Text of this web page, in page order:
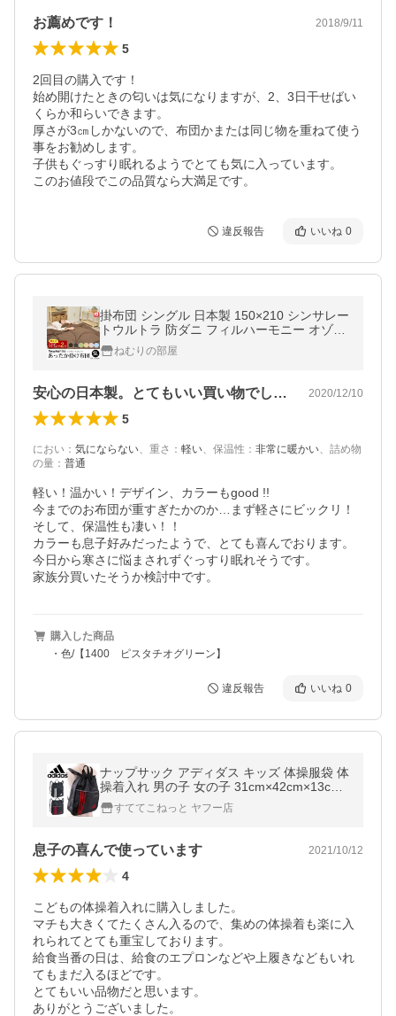
お薦めです！ 2018/9/11
5
2回目の購入です！
始め開けたときの匂いは気になりますが、2、3日干せばい
くらか和らいできます。
厚さが3㎝しかないので、布団かまたは同じ物を重ねて使う
事をお勧めします。
子供もぐっすり眠れるようでとても気に入っています。
このお値段でこの品質なら大満足です。
違反報告 いいね 0
掛布団 シングル 日本製 150×210 シンサレー
トウルトラ 防ダニ フィルハーモニー オゾン
加工 掛け布団 シングル ロング 洗える
ねむりの部屋
安心の日本製。とてもいい買い物でした。 2020/12/10
5
におい ： 気にならない、 重さ ： 軽い、 保温性 ： 非常に暖かい、 詰め物
の量 ： 普通
軽い！温かい！デザイン、カラーもgood !!
今までのお布団が重すぎたかのか…まず軽さにビックリ！
そして、保温性も凄い！！
カラーも息子好みだったようで、とても喜んでおります。
今日から寒さに悩まされずぐっすり眠れそうです。
家族分買いたそうか検討中です。
購入した商品
・色/【1400 ピスタチオグリーン】
違反報告 いいね 0
ナップサック アディダス キッズ 体操服袋 体
操着入れ 男の子 女の子 31cm×42cm×13cm
(子供 ナップザック スポーツ 小学生 バック
リュック (在庫限り)
すててこねっと ヤフー店
息子の喜んで使っています 2021/10/12
4
こどもの体操着入れに購入しました。
マチも大きくてたくさん入るので、集めの体操着も楽に入
れられてとても重宝しております。
給食当番の日は、給食のエプロンなどや上履きなどもいれ
てもまだ入るほどです。
とてもいい品物だと思います。
ありがとうございました。